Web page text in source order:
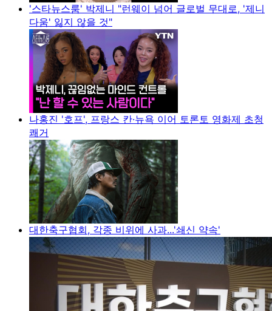
'스타뉴스룸' 박제니 "런웨이 넘어 글로벌 무대로, '제니
다움' 잃지 않을 것"
나홍진 '호프', 프랑스 칸·뉴욕 이어 토론토 영화제 초청
쾌거
대한축구협회, 각종 비위에 사과...'쇄신 약속'